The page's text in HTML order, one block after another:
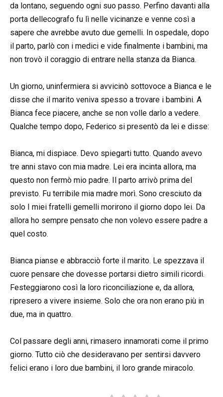
da lontano, seguendo ogni suo passo. Perfino davanti alla
porta dellecografo fu lì nelle vicinanze e venne così a
sapere che avrebbe avuto due gemelli. In ospedale, dopo
il parto, parlò con i medici e vide finalmente i bambini, ma
non trovò il coraggio di entrare nella stanza da Bianca.
Un giorno, uninfermiera si avvicinò sottovoce a Bianca e le
disse che il marito veniva spesso a trovare i bambini. A
Bianca fece piacere, anche se non volle darlo a vedere.
Qualche tempo dopo, Federico si presentò da lei e disse:
Bianca, mi dispiace. Devo spiegarti tutto. Quando avevo
tre anni stavo con mia madre. Lei era incinta allora, ma
questo non fermò mio padre. Il parto arrivò prima del
previsto. Fu terribile mia madre morì. Sono cresciuto da
solo I miei fratelli gemelli morirono il giorno dopo lei. Da
allora ho sempre pensato che non volevo essere padre a
quel costo.
Bianca pianse e abbracciò forte il marito. Le spezzava il
cuore pensare che dovesse portarsi dietro simili ricordi.
Festeggiarono così la loro riconciliazione e, da allora,
ripresero a vivere insieme. Solo che ora non erano più in
due, ma in quattro.
Col passare degli anni, rimasero innamorati come il primo
giorno. Tutto ciò che desideravano per sentirsi davvero
felici erano i loro due bambini, il loro grande miracolo.